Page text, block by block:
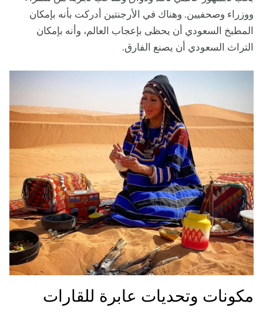
ووزراء وصحفيين. وهناك في الأرجنتين أدركت بأنه بإمكان
المطبخ السعودي أن يحظى بإعجاب العالم، وأنه بإمكان
التراث السعودي أن يصنع الفارق.
مكونات وتحديات عابرة للقارات